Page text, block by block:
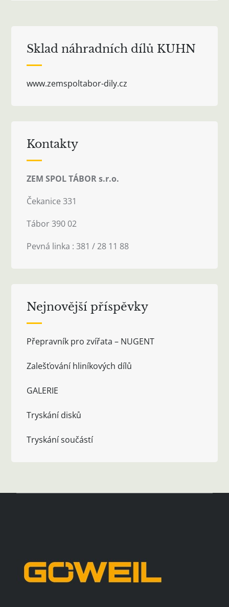
Sklad náhradních dílů KUHN
www.zemspoltabor-dily.cz
Kontakty
ZEM SPOL TÁBOR s.r.o.
Čekanice 331
Tábor 390 02
Pevná linka : 381 / 28 11 88
Nejnovější příspěvky
Přepravník pro zvířata – NUGENT
Zalešťování hliníkových dílů
GALERIE
Tryskání disků
Tryskání součástí